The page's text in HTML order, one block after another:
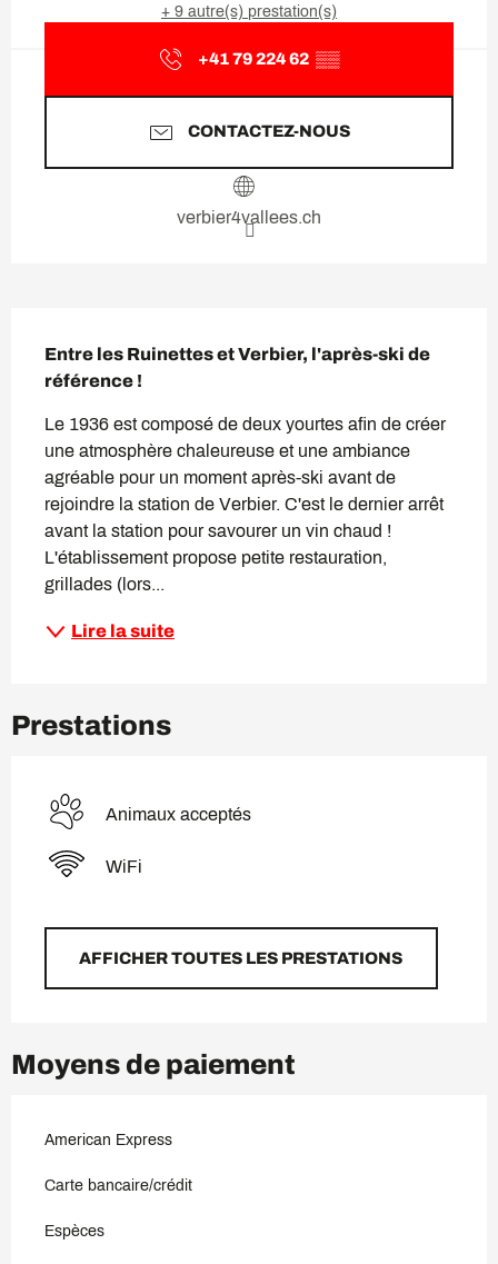
+ 9 autre(s) prestation(s)
+41 79 224 62 ▒▒
CONTACTEZ-NOUS
verbier4vallees.ch
Entre les Ruinettes et Verbier, l'après-ski de
référence !
Le 1936 est composé de deux yourtes afin de créer
une atmosphère chaleureuse et une ambiance
agréable pour un moment après-ski avant de
rejoindre la station de Verbier. C'est le dernier arrêt
avant la station pour savourer un vin chaud !
L'établissement propose petite restauration,
grillades (lors...
Lire la suite
Prestations
Animaux acceptés
WiFi
AFFICHER TOUTES LES PRESTATIONS
Moyens de paiement
American Express
Carte bancaire/crédit
Espèces